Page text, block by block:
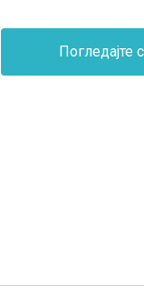
Погледајте